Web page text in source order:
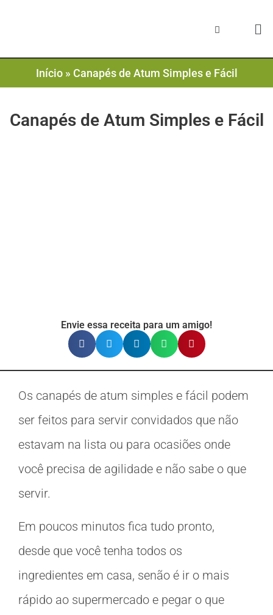
Início» Canapés de Atum Simples e Fácil
Canapés de Atum Simples e Fácil
Envie essa receita para um amigo!
Os canapés de atum simples e fácil podem
ser feitos para servir convidados que não
estavam na lista ou para ocasiões onde
você precisa de agilidade e não sabe o que
servir.
Em poucos minutos fica tudo pronto,
desde que você tenha todos os
ingredientes em casa, senão é ir o mais
rápido ao supermercado e pegar o que